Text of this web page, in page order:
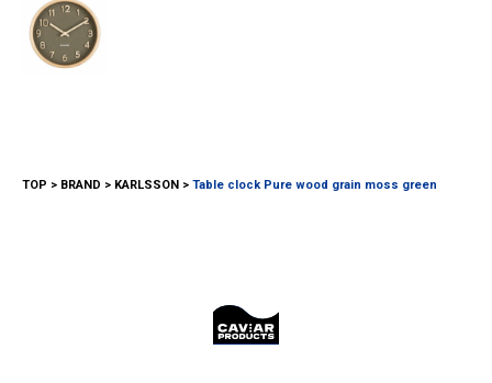
TOP BRAND KARLSSON Table clock Pure wood grain moss green